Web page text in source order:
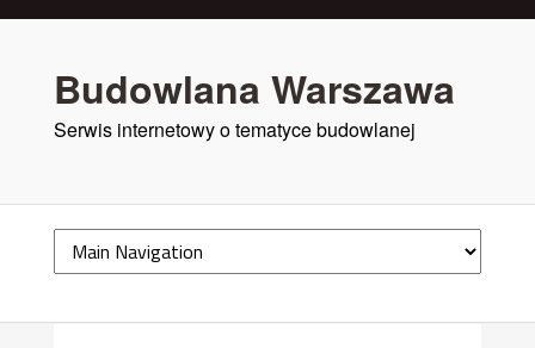
Budowlana Warszawa
Serwis internetowy o tematyce budowlanej